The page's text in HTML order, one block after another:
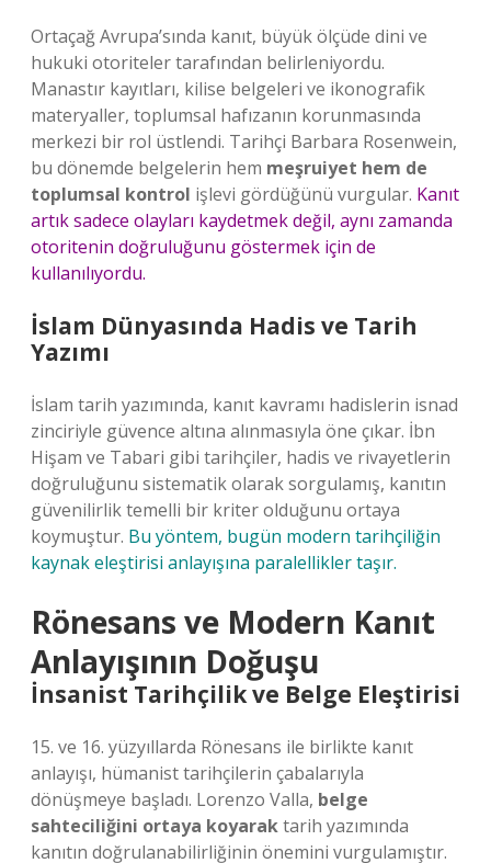
Ortaçağ Avrupa’sında kanıt, büyük ölçüde dini ve
hukuki otoriteler tarafından belirleniyordu.
Manastır kayıtları, kilise belgeleri ve ikonografik
materyaller, toplumsal hafızanın korunmasında
merkezi bir rol üstlendi. Tarihçi Barbara Rosenwein,
bu dönemde belgelerin hem meşruiyet hem de
toplumsal kontrol işlevi gördüğünü vurgular. Kanıt
artık sadece olayları kaydetmek değil, aynı zamanda
otoritenin doğruluğunu göstermek için de
kullanılıyordu.
İslam Dünyasında Hadis ve Tarih
Yazımı
İslam tarih yazımında, kanıt kavramı hadislerin isnad
zinciriyle güvence altına alınmasıyla öne çıkar. İbn
Hişam ve Tabari gibi tarihçiler, hadis ve rivayetlerin
doğruluğunu sistematik olarak sorgulamış, kanıtın
güvenilirlik temelli bir kriter olduğunu ortaya
koymuştur. Bu yöntem, bugün modern tarihçiliğin
kaynak eleştirisi anlayışına paralellikler taşır.
Rönesans ve Modern Kanıt
Anlayışının Doğuşu
İnsanist Tarihçilik ve Belge Eleştirisi
15. ve 16. yüzyıllarda Rönesans ile birlikte kanıt
anlayışı, hümanist tarihçilerin çabalarıyla
dönüşmeye başladı. Lorenzo Valla, belge
sahteciliğini ortaya koyaraktarih yazımında
kanıtın doğrulanabilirliğinin önemini vurgulamıştır.